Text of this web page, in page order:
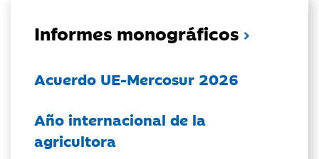
Informes monográficos
Acuerdo UE-Mercosur 2026
Año internacional de la
agricultora